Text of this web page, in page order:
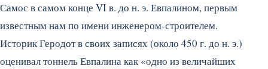
Самос в самом конце VI в. до н. э. Евпалином, первым
известным нам по имени инженером-строителем.
Историк Геродот в своих записях (около 450 г. до н. э.)
оценивал тоннель Евпалина как «одно из величайших